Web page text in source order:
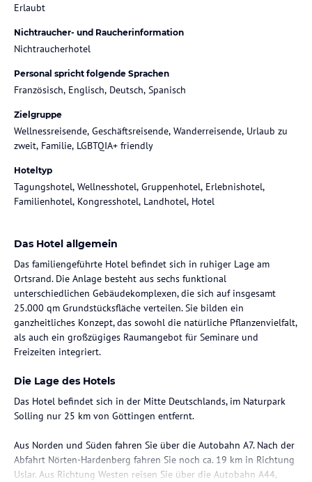
Erlaubt
Nichtraucher- und Raucherinformation
Nichtraucherhotel
Personal spricht folgende Sprachen
Französisch, Englisch, Deutsch, Spanisch
Zielgruppe
Wellnessreisende, Geschäftsreisende, Wanderreisende, Urlaub zu
zweit, Familie, LGBTQIA+ friendly
Hoteltyp
Tagungshotel, Wellnesshotel, Gruppenhotel, Erlebnishotel,
Familienhotel, Kongresshotel, Landhotel, Hotel
Das Hotel allgemein
Das familiengeführte Hotel befindet sich in ruhiger Lage am
Ortsrand. Die Anlage besteht aus sechs funktional
unterschiedlichen Gebäudekomplexen, die sich auf insgesamt
25.000 qm Grundstücksfläche verteilen. Sie bilden ein
ganzheitliches Konzept, das sowohl die natürliche Pflanzenvielfalt,
als auch ein großzügiges Raumangebot für Seminare und
Freizeiten integriert.
Die Lage des Hotels
Das Hotel befindet sich in der Mitte Deutschlands, im Naturpark
Solling nur 25 km von Göttingen entfernt.
Aus Norden und Süden fahren Sie über die Autobahn A7. Nach der
Abfahrt Nörten-Hardenberg fahren Sie noch ca. 19 km in Richtung
Uslar. Aus Richtung Westen reisen Sie über die Autobahn A44,